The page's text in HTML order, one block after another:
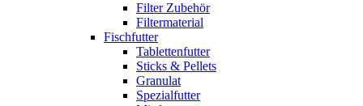
Filter Zubehör
Filtermaterial
Fischfutter
Tablettenfutter
Sticks & Pellets
Granulat
Spezialfutter